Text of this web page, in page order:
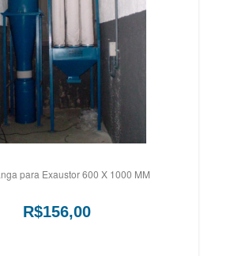
para Exaustor 600 X 1000 MM
R$156,00